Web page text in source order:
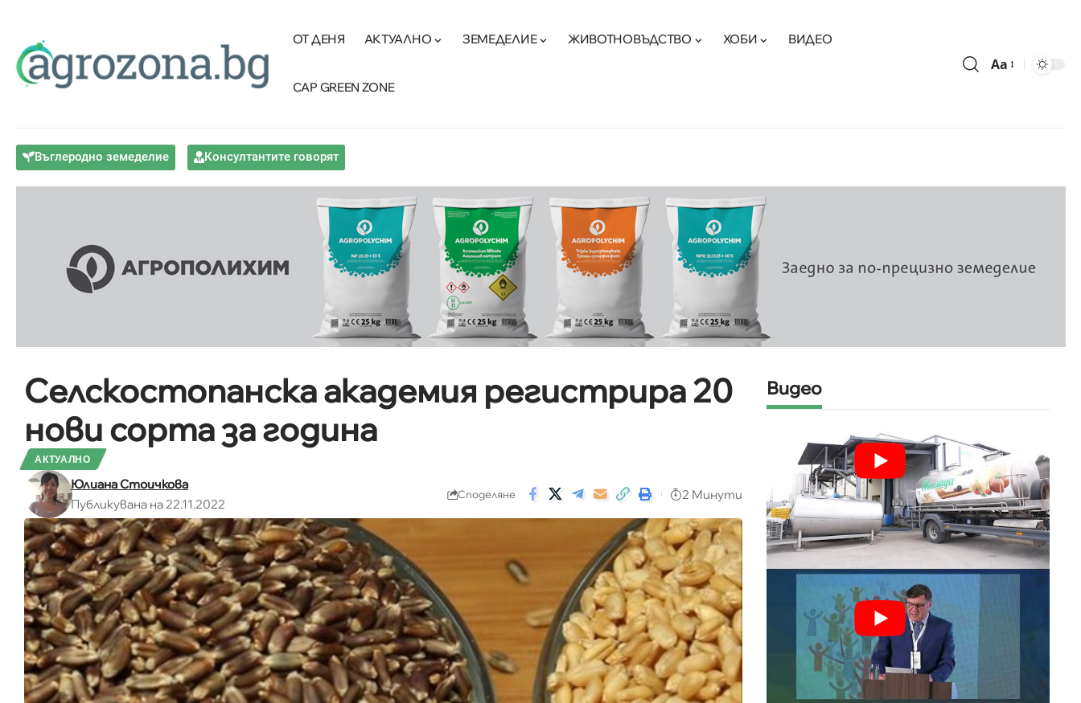
ОТ ДЕНЯ АКТУАЛНО ЗЕМЕДЕЛИЕ ЖИВОТНОВЪДСТВО ХОБИ ВИДЕО
CAP GREEN ZONE
Aa
Въглеродно земеделие Консултантите говорят
Селскостопанска академия регистрира 20
нови сорта за година
АКТУАЛНО
Юлиана Стоичкова
Публикувана на 22.11.2022
Споделяне 2 Минути
Видео